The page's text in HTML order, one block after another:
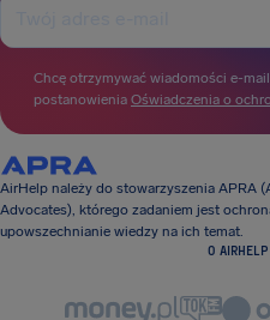
Chcę otrzymywać wiadomości e-
postanowienia Oświadczenia o
AirHelp należy do stowarzyszenia APRA
Advocates), którego zadaniem jest
upowszechnianie wiedzy na ich temat.
O